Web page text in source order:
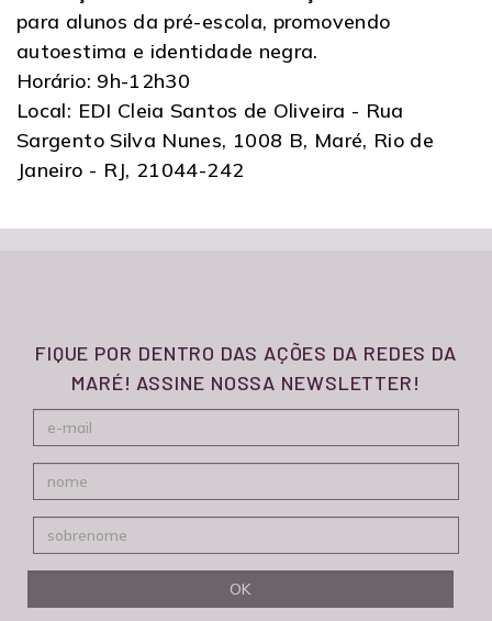
para alunos da pré-escola, promovendo
autoestima e identidade negra.
Horário: 9h-12h30
Local: EDI Cleia Santos de Oliveira - Rua
Sargento Silva Nunes, 1008 B, Maré, Rio de
Janeiro - RJ, 21044-242
FIQUE POR DENTRO DAS AÇÕES DA REDES DA
MARÉ! ASSINE NOSSA NEWSLETTER!